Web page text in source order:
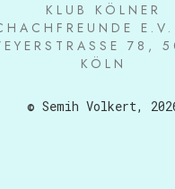
KLUB KÖLNER
78,
ÖLN
© Semih Volkert,